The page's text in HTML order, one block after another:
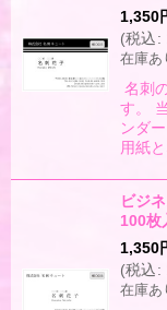
1,350
(税込:
在庫あ
名刺
す。
ンダ
用紙
ビジ
100枚
1,350
(税込:
在庫あ